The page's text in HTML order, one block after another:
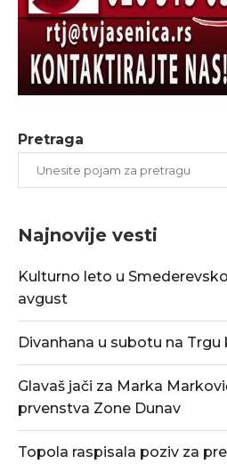
Pretraga
Najnovije vesti
Kulturno leto u
avgust
Divanhana u subotu na
Glavaš jači za Marka
prvenstva Zone Dunav
Topola raspisala poziv za